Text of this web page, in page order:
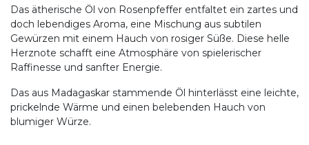
Das ätherische Öl von Rosenpfeffer entfaltet ein zartes und
doch lebendiges Aroma, eine Mischung aus subtilen
Gewürzen mit einem Hauch von rosiger Süße. Diese helle
Herznote schafft eine Atmosphäre von spielerischer
Raffinesse und sanfter Energie.
Das aus Madagaskar stammende Öl hinterlässt eine leichte,
prickelnde Wärme und einen belebenden Hauch von
blumiger Würze.